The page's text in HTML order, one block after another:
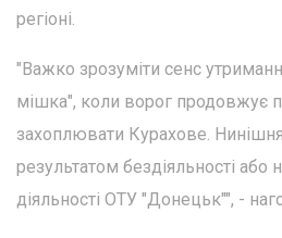
регіоні.
"Важко зрозуміти сенс
мішка", коли ворог продовжує
захоплювати Курахове.
результатом бездіяльності або
діяльності ОТУ "Донецьк"", -